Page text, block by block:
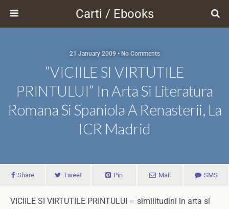
Carti / Ebooks
21 January 2009 • No Comments
”VICIILE SI VIRTUTILE
PRINTULUI” In Arta Si Literatura
Romana Si Spaniola A Renasterii, La
ICR Madrid
Share Tweet Pin Mail SMS
VICIILE SI VIRTUTILE PRINTULUI – similitudini in arta si